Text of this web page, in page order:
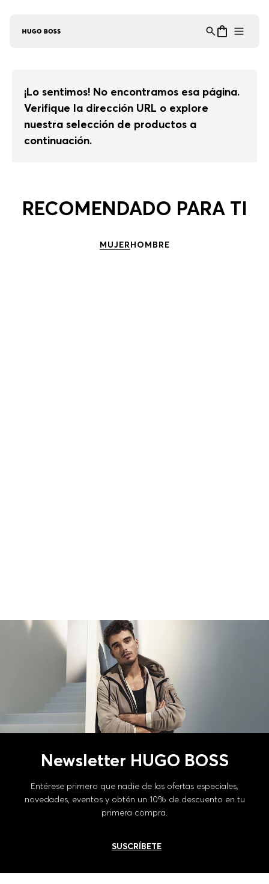
¡Lo sentimos! No encontramos esa página.
Verifique la dirección URL o explore
nuestra selección de productos a
continuación.
RECOMENDADO PARA TI
MUJERHOMBRE
Newsletter HUGO BOSS
Entérese primero que nadie de las ofertas especiales,
novedades, eventos y obtén un 10% de descuento en tu
primera compra.
SUSCRÍBETE
Asistente Virtual
en línea ⋮